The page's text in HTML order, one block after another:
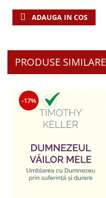
ADAUGA IN COS
PRODUSE SIMILARE
-17%